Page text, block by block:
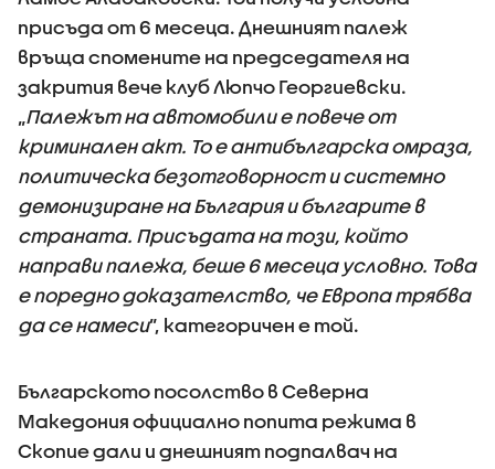
присъда от 6 месеца. Днешният палеж
връща спомените на председателя на
закрития вече клуб Люпчо Георгиевски.
„Палежът на автомобили е повече от
криминален акт. То е антибългарска омраза,
политическа безотговорност и системно
демонизиране на България и българите в
страната. Присъдата на този, който
направи палежа, беше 6 месеца условно. Това
е поредно доказателство, че Европа трябва
да се намеси”, категоричен е той.
Българското посолство в Северна
Македония официално попита режима в
Скопие дали и днешният подпалвач на